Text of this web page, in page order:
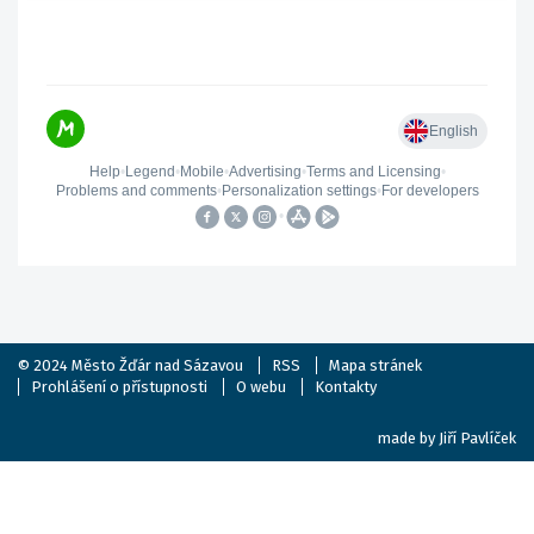
© 2024 Město Žďár nad Sázavou RSS
Mapa stránek
Prohlášení o přístupnosti
O webu Kontakty
made by Jiří Pavlíček